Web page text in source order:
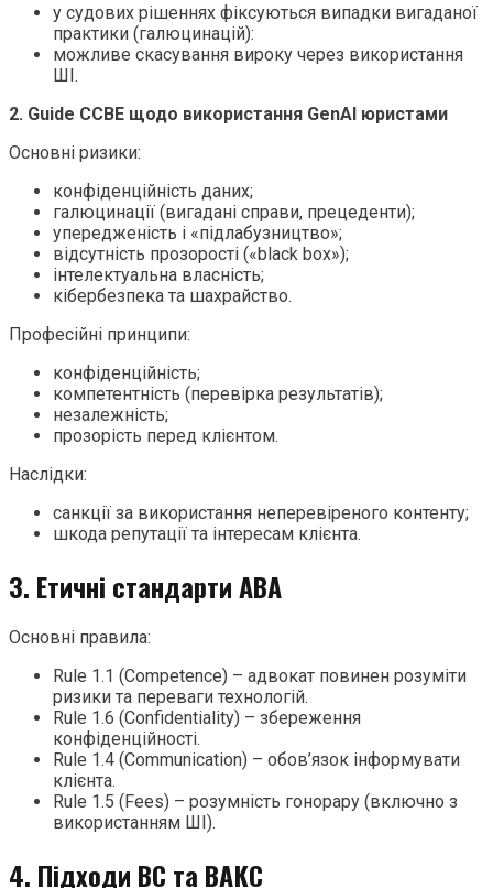
у судових рішеннях фіксуються випадки вигаданої
практики (галюцинацій):
можливе скасування вироку через використання
ШІ.
2. Guide CCBE щодо використання GenAI юристами
Основні ризики:
конфіденційність даних;
галюцинації (вигадані справи, прецеденти);
упередженість і «підлабузництво»;
відсутність прозорості («black box»);
інтелектуальна власність;
кібербезпека та шахрайство.
Професійні принципи:
конфіденційність;
компетентність (перевірка результатів);
незалежність;
прозорість перед клієнтом.
Наслідки:
санкції за використання неперевіреного контенту;
шкода репутації та інтересам клієнта.
3. Етичні стандарти ABA
Основні правила:
Rule 1.1 (Competence) – адвокат повинен розуміти
ризики та переваги технологій.
Rule 1.6 (Confidentiality) – збереження
конфіденційності.
Rule 1.4 (Communication) – обов’язок інформувати
клієнта.
Rule 1.5 (Fees) – розумність гонорару (включно з
використанням ШІ).
4. Підходи ВС та ВАКС